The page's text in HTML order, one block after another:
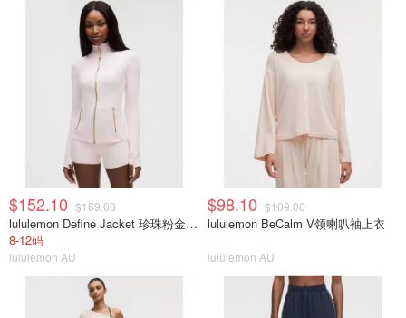
$152.10 $169.00
lululemon Define Jacket 珍珠粉金拉链
8-12码
lululemon AU
$98.10 $109.00
lululemon BeCalm V领喇叭袖上衣
lululemon AU